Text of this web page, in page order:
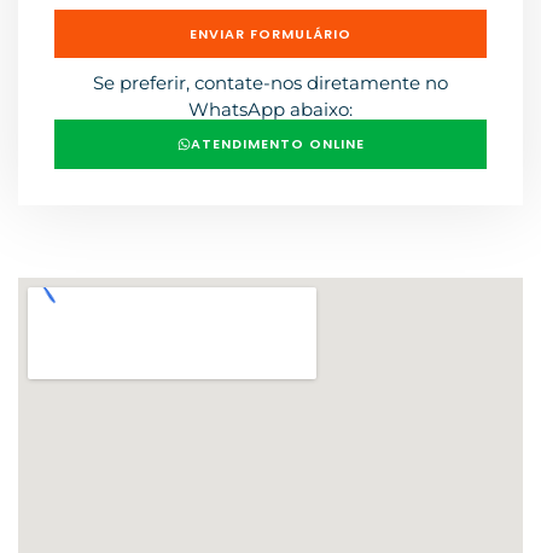
ENVIAR FORMULÁRIO
Se preferir, contate-nos diretamente no
WhatsApp abaixo:
ATENDIMENTO ONLINE